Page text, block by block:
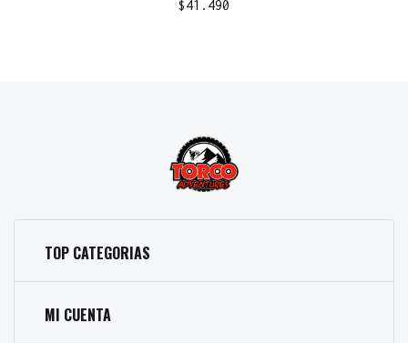
$41.490
TOP CATEGORIAS
MI CUENTA